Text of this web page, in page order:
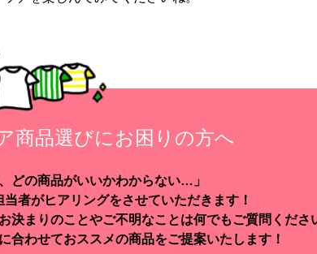
商品選びに お困りの方へ
どの商品がいいかわからない…」
者がヒアリングをさせていただきます！
まりのことやご不明なことは何でもご質問くださ
合わせておススメの商品をご提案いたします！